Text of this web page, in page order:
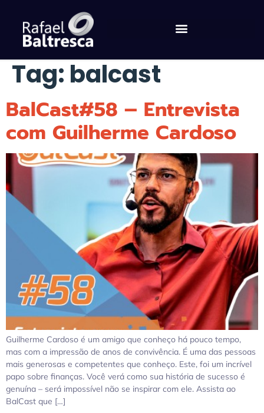
Tag: balcast
BalCast#58 – Entrevista
com Guilherme Cardoso
Guilherme Cardoso é um amigo que conheço há pouco tempo,
mas com a impressão de anos de convivência. É uma das pessoas
mais generosas e competentes que conheço. Este, foi um incrível
papo sobre finanças. Você verá como sua história de sucesso é
genuína – será impossível não se inspirar com ele. Assista ao
BalCast que […]